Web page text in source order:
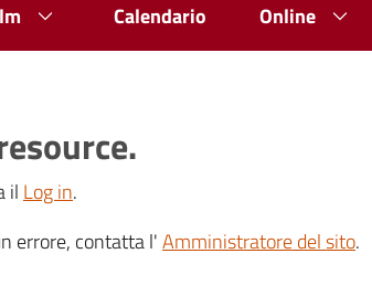
Calendario Online
il Log in.
errore, contatta l'Amministratore del sito.